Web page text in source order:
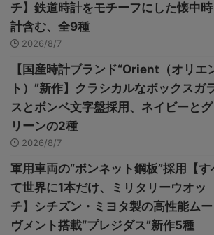
チ】鉄道時計をモチーフにした懐中時
計含む、全9種
2026/8/7
【国産時計ブランド“Orient（オリエ
ト）”新作】クラシカルなボックスガ
スとボンベ文字盤採用、ネイビーとグ
リーンの2種
2026/8/7
軍用車両の“ボンネット鋼板”採用【す
て世界に1本だけ、ミリタリーウオッ
チ】シチズン・ミヨタ製の高性能ムー
ヴメント搭載“プレジダス”新作5種